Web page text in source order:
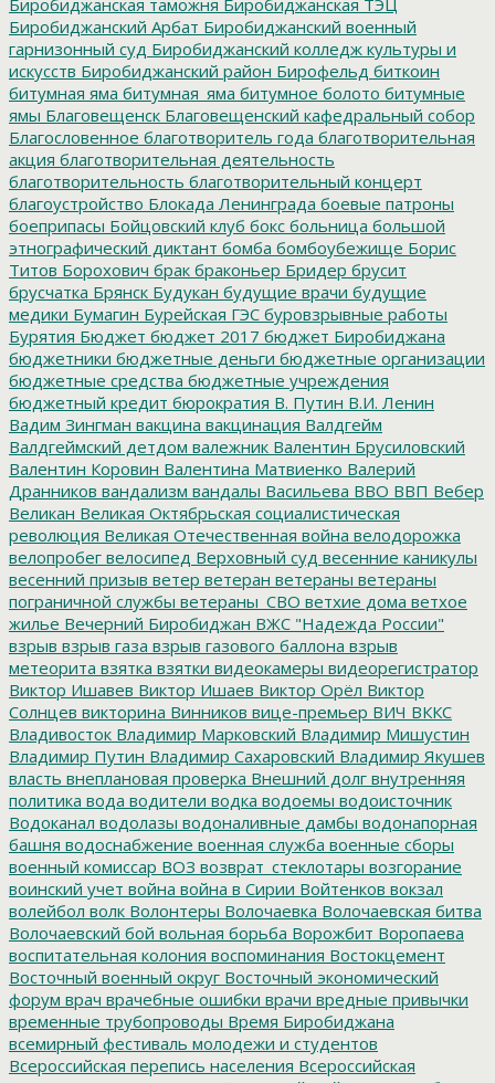
Биробиджанский Арбат Биробиджанский военный
гарнизонный суд Биробиджанский колледж культуры и
искусств Биробиджанский район Бирофельд биткоин
битумная яма битумная_яма битумное болото битумные
ямы Благовещенск Благовещенский кафедральный собор
Благословенное благотворитель года благотворительная
акция благотворительная деятельность
благотворительность благотворительный концерт
благоустройство Блокада Ленинграда боевые патроны
боеприпасы Бойцовский клуб бокс больница большой
этнографический диктант бомба бомбоубежище Борис
Титов Борохович брак браконьер Бридер брусит
брусчатка Брянск Будукан будущие врачи будущие
медики Бумагин Бурейская ГЭС буровзрывные работы
Бурятия Бюджет бюджет 2017 бюджет Биробиджана
бюджетники бюджетные деньги бюджетные организации
бюджетные средства бюджетные учреждения
бюджетный кредит бюрократия В. Путин В.И. Ленин
Вадим Зингман вакцина вакцинация Валдгейм
Валдгеймский детдом валежник Валентин Брусиловский
Валентин Коровин Валентина Матвиенко Валерий
Дранников вандализм вандалы Васильева ВВО ВВП Вебер
Великан Великая Октябрьская социалистическая
революция Великая Отечественная война велодорожка
велопробег велосипед Верховный суд весенние каникулы
весенний призыв ветер ветеран ветераны ветераны
пограничной службы ветераны_СВО ветхие дома ветхое
жилье Вечерний Биробиджан ВЖС "Надежда России"
взрыв взрыв газа взрыв газового баллона взрыв
метеорита взятка взятки видеокамеры видеорегистратор
Виктор Ишавев Виктор Ишаев Виктор Орёл Виктор
Солнцев викторина Винников вице-премьер ВИЧ ВККС
Владивосток Владимир Марковский Владимир Мишустин
Владимир Путин Владимир Сахаровский Владимир Якушев
власть внеплановая проверка Внешний долг внутренняя
политика вода водители водка водоемы водоисточник
Водоканал водолазы водоналивные дамбы водонапорная
башня водоснабжение военная служба военные сборы
военный комиссар ВОЗ возврат_стеклотары возгорание
воинский учет война война в Сирии Войтенков вокзал
волейбол волк Волонтеры Волочаевка Волочаевская битва
Волочаевский бой вольная борьба Ворожбит Воропаева
воспитательная колония воспоминания Востокцемент
Восточный военный округ Восточный экономический
форум врач врачебные ошибки врачи вредные привычки
временные трубопроводы Время Биробиджана
всемирный фестиваль молодежи и студентов
Всероссийская перепись населения Всероссийская